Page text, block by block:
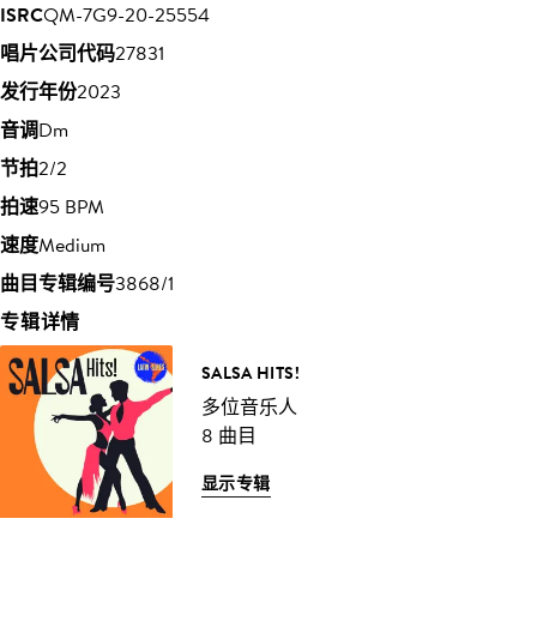
ISRCQM-7G9-20-25554
唱片公司代码27831
发行年份2023
音调Dm
节拍2/2
拍速95 BPM
速度Medium
曲目专辑编号3868/1
专辑详情
SALSA HITS!
多位音乐人
8 曲目
显示专辑